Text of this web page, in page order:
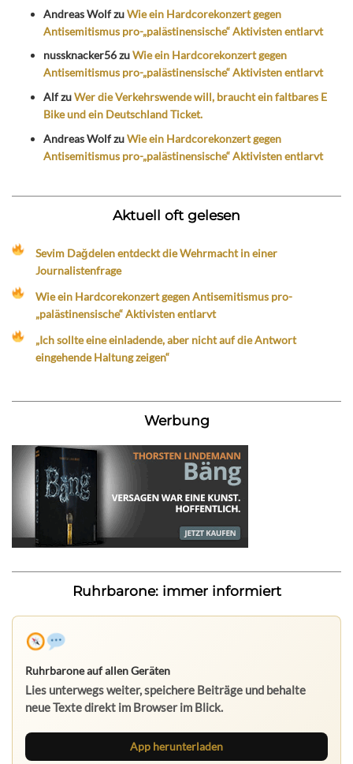
Andreas WolfzuWie ein Hardcorekonzert gegen
Antisemitismus pro-„palästinensische“ Aktivisten entlarvt
nussknacker56zuWie ein Hardcorekonzert gegen
Antisemitismus pro-„palästinensische“ Aktivisten entlarvt
AlfzuWer die Verkehrswende will, braucht ein faltbares E
Bike und ein Deutschland Ticket.
Andreas WolfzuWie ein Hardcorekonzert gegen
Antisemitismus pro-„palästinensische“ Aktivisten entlarvt
Aktuell oft gelesen
Sevim Dağdelen entdeckt die Wehrmacht in einer
Journalistenfrage
Wie ein Hardcorekonzert gegen Antisemitismus pro-
„palästinensische“ Aktivisten entlarvt
„Ich sollte eine einladende, aber nicht auf die Antwort
eingehende Haltung zeigen“
Werbung
Ruhrbarone: immer informiert
Ruhrbarone auf allen Geräten
Lies unterwegs weiter, speichere Beiträge und behalte
neue Texte direkt im Browser im Blick.
App herunterladen